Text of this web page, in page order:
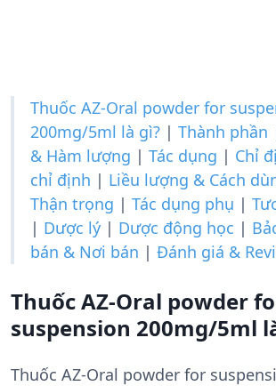
Thuốc AZ-Oral powder for
200mg/5ml là gì? | Thành phần
& Hàm lượng | Tác dụng | Chỉ
chỉ định | Liều lượng & Cách
Thận trọng | Tác dụng phụ |
| Dược lý | Dược động học |
bán & Nơi bán | Đánh giá &
Thuốc AZ-Oral powder
suspension 200mg/5ml
Thuốc AZ-Oral powder for